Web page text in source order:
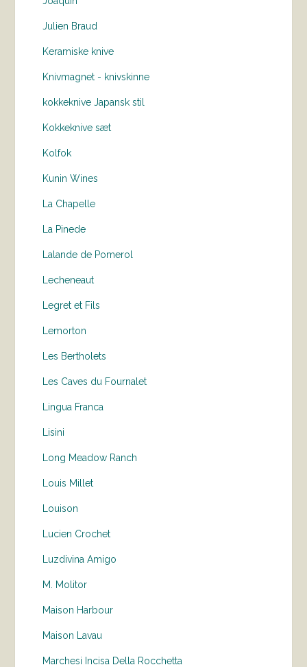
Julien Braud
Keramiske knive
Knivmagnet - knivskinne
kokkeknive Japansk stil
Kokkeknive sæt
Kolfok
Kunin Wines
La Chapelle
La Pinede
Lalande de Pomerol
Lecheneaut
Legret et Fils
Lemorton
Les Bertholets
Les Caves du Fournalet
Lingua Franca
Lisini
Long Meadow Ranch
Louis Millet
Louison
Lucien Crochet
Luzdivina Amigo
M. Molitor
Maison Harbour
Maison Lavau
Marchesi Incisa Della Rocchetta